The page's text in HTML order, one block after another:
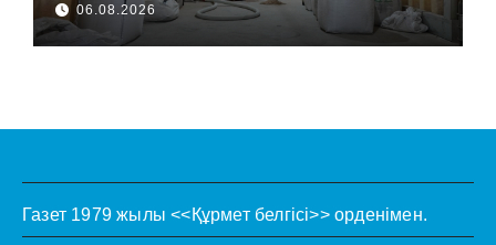
06.08.2026
Газет 1979 жылы <<Құрмет белгісі>> орденімен.